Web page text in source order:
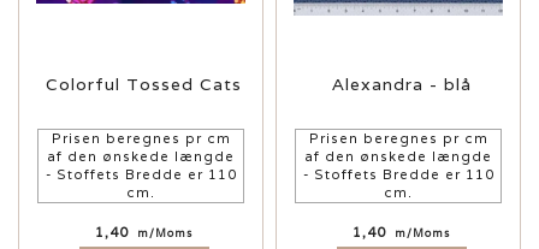
Colorful Tossed Cats
Prisen beregnes pr cm
af den ønskede længde
- Stoffets Bredde er 110
cm.
1,40 m/Moms
Alexandra - blå
Prisen beregnes pr cm
af den ønskede længde
- Stoffets Bredde er 110
cm.
1,40 m/Moms